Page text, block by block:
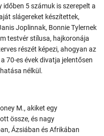
időben 5 számuk is szerepelt a
slágereket készítettek,
Joplinnak, Bonnie Tylernek
testvér stílusa, hajkoronája
részét képezi, ahogyan az
70-es évek divatja jelentősen
nélkül.
M., akiket egy
össze, és nagy
Ázsiában és Afrikában